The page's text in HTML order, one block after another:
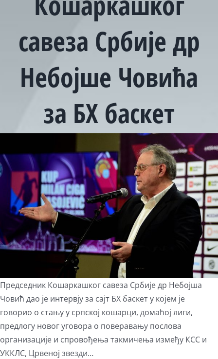
савеза Србије др
Небојше Човића
за БХ баскет
Larger
Image
Председник Кошаркашког савеза Србије др Небојша
Човић дао је интервју за сајт БХ баскет у којем је
говорио о стању у српској кошарци, домаћој лиги,
предлогу новог уговора о поверавању послова
организације и спровођења такмичења између КСС и
УККЛС, Црвеној звезди…